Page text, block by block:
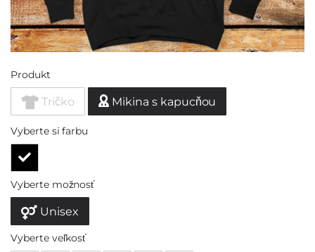
Produkt
Tričko Mikina s kapucňou
Vyberte si farbu
Vyberte možnosť
Unisex
Vyberte veľkosť